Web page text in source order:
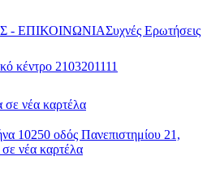
- ΕΠΙΚΟΙΝΩΝΙΑΣυχνές Ερωτήσεις
κέντρο 2103201111
σε νέα καρτέλα
10250 οδός Πανεπιστημίου 21,
νέα καρτέλα